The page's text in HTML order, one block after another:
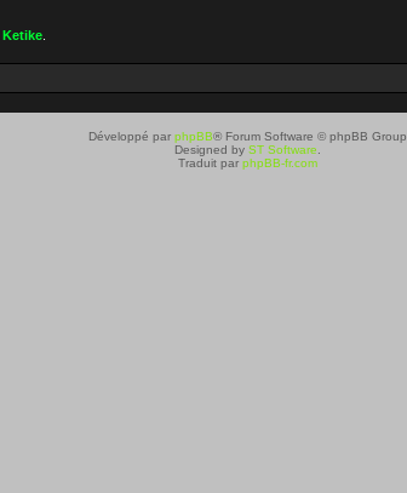
Ketike
Développé par phpBB® Forum Software © phpBB Group
Designed by ST Software
Traduit par phpBB-fr.com